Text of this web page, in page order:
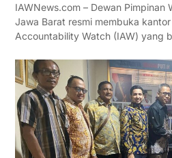
IAWNews.com – Dewan Pimpinan
Jawa Barat resmi membuka
Accountability Watch (IAW) yang